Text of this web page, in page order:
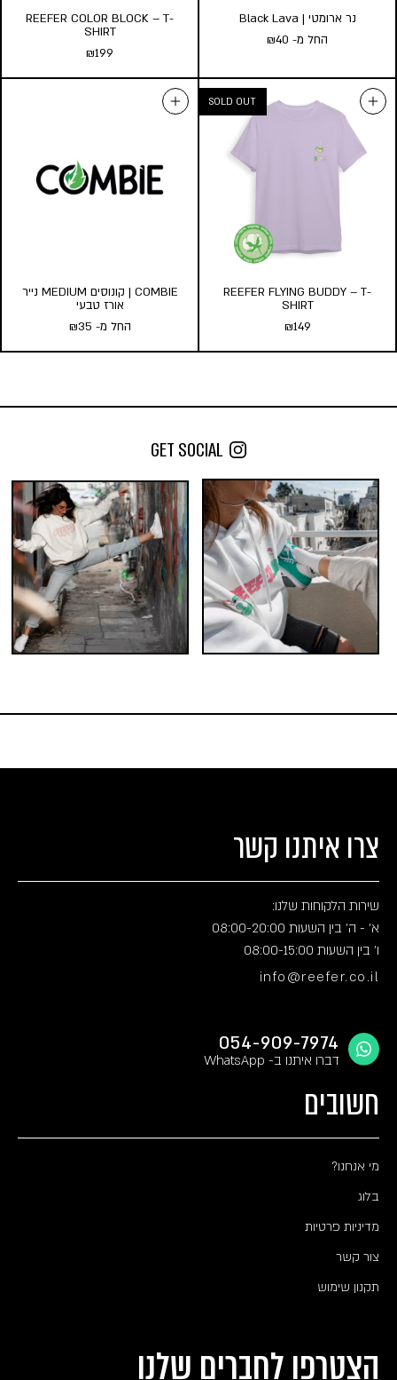
נר ארומטי | Black Lava
החל מ-
₪40
נר ארומטי | Black Lava
REEFER COLOR BLOCK – T-
SHIRT
₪199
REEFER FLYING BUDDY – T-
SHIRT
₪149
COMBIE | קונוסים MEDIUM נייר
אורז טבעי
החל מ-
₪35
אורז טבעי
הוסף לעגלה
GET SOCIAL
צרו איתנו קשר
שירות הלקוחות שלנו:
א' - ה' בין השעות 08:00-20:00
ו' בין השעות 08:00-15:00
info@reefer.co.il
054-909-7974
דברו איתנו ב- WhatsApp
חשובים
מי אנחנו?
בלוג
מדיניות פרטיות
צור קשר
תקנון שימוש
הצטרפו לחברים שלנו